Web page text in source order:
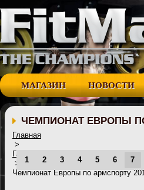
МАГАЗИН НОВОСТИ
ЧЕМПИОНАТ ЕВРОПЫ
Главная
>
Галерея
>
Чемпионат Европы по армспорту
1 2 3 4 5 6 7